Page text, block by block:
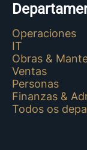
Operaciones
IT
Obras &
Ventas
Personas
Finanzas &
Todos os